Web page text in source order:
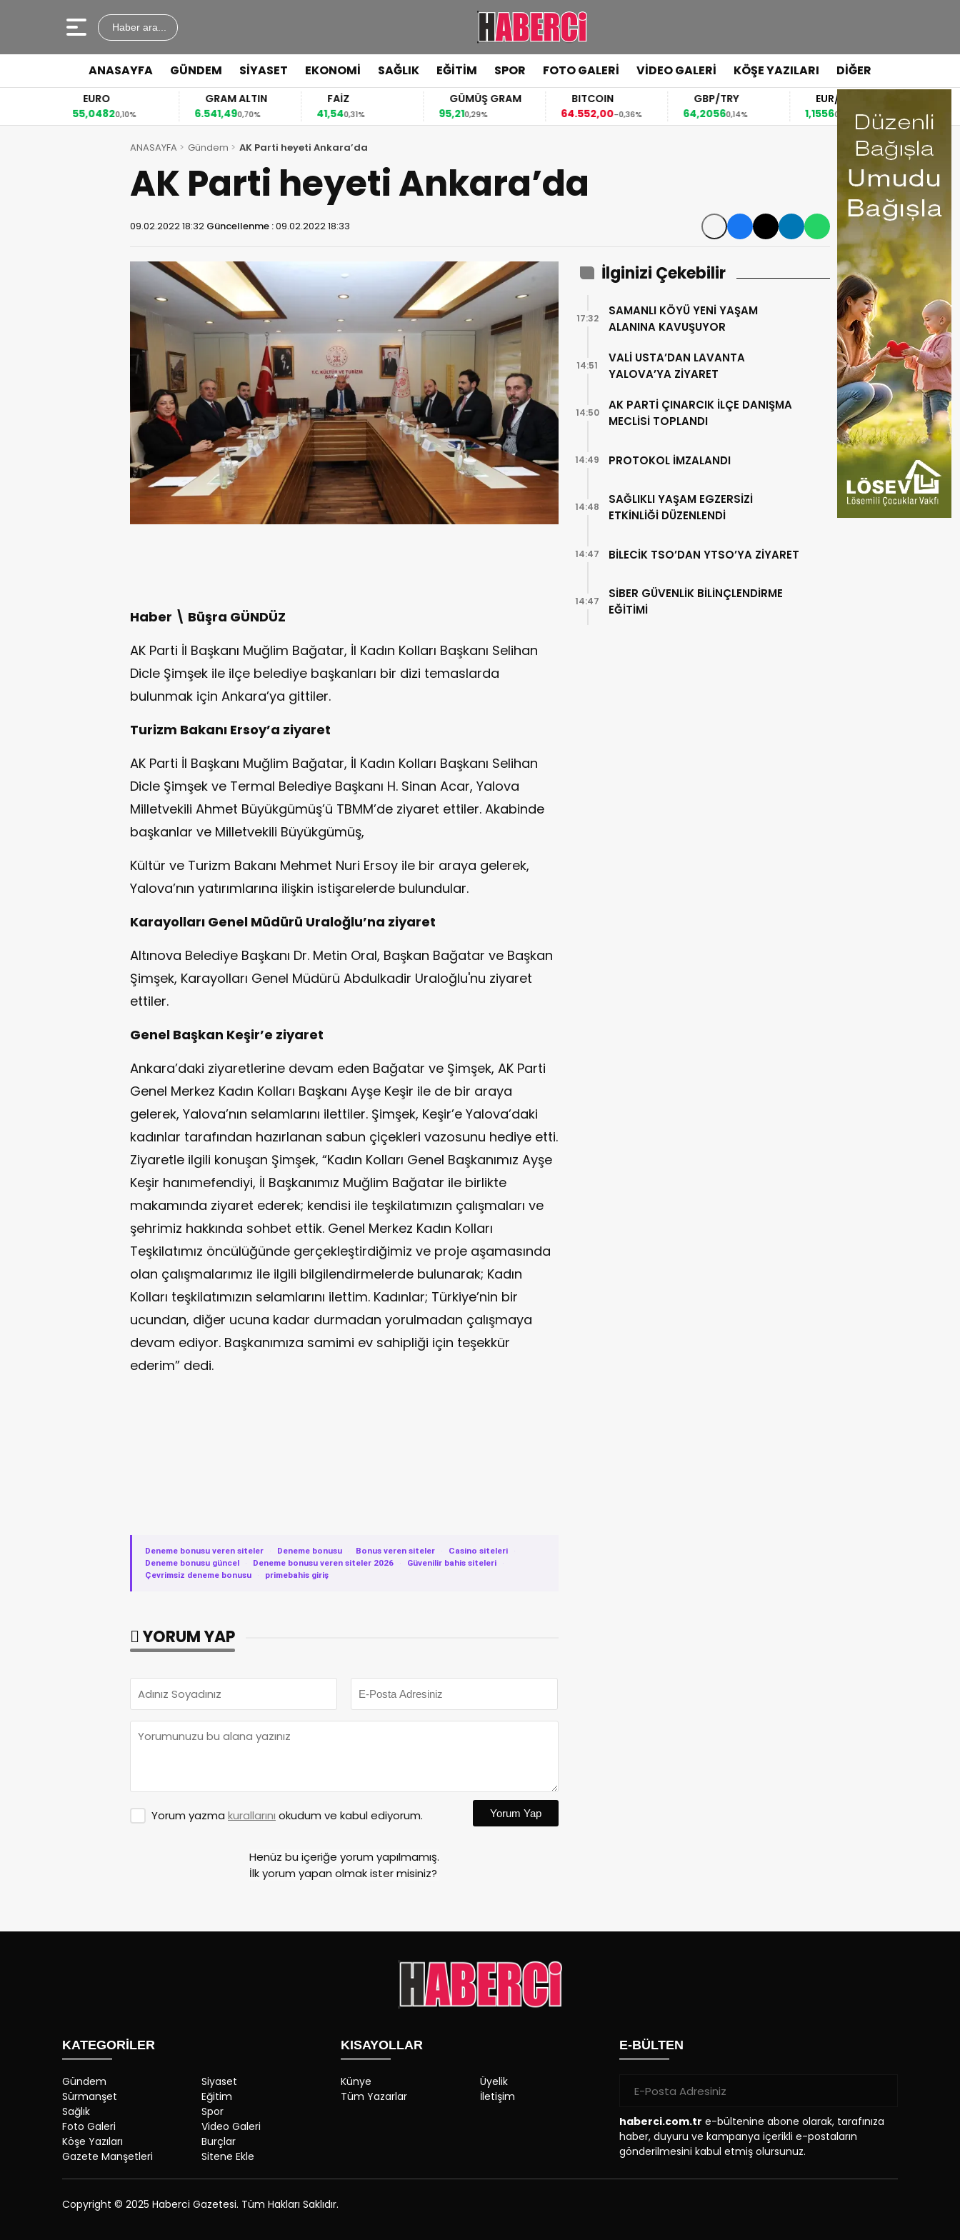
Haber ara...
ANASAYFA GÜNDEM SİYASET EKONOMİ SAĞLIK EĞİTİM SPOR FOTO GALERİ VİDEO GALERİ KÖŞE YAZILARI DİĞER
EURO
55,04820,10%
GRAM ALTIN
6.541,490,70%
FAİZ
41,540,31%
GÜMÜŞ GRAM
95,210,29%
BITCOIN
64.552,00-0,36%
GBP/TRY
64,20560,14%
EUR/USD
1,15560,03%
79,40
ANASAYFA Gündem AK Parti heyeti Ankara’da
AK Parti heyeti Ankara’da
09.02.2022 18:32 Güncellenme :09.02.2022 18:33
Haber \ Büşra GÜNDÜZ
AK Parti İl Başkanı Muğlim Bağatar, İl Kadın Kolları Başkanı Selihan
Dicle Şimşek ile ilçe belediye başkanları bir dizi temaslarda
bulunmak için Ankara’ya gittiler.
Turizm Bakanı Ersoy’a ziyaret
AK Parti İl Başkanı Muğlim Bağatar, İl Kadın Kolları Başkanı Selihan
Dicle Şimşek ve Termal Belediye Başkanı H. Sinan Acar, Yalova
Milletvekili Ahmet Büyükgümüş’ü TBMM’de ziyaret ettiler. Akabinde
başkanlar ve Milletvekili Büyükgümüş,
Kültür ve Turizm Bakanı Mehmet Nuri Ersoy ile bir araya gelerek,
Yalova’nın yatırımlarına ilişkin istişarelerde bulundular.
Karayolları Genel Müdürü Uraloğlu’na ziyaret
Altınova Belediye Başkanı Dr. Metin Oral, Başkan Bağatar ve Başkan
Şimşek, Karayolları Genel Müdürü Abdulkadir Uraloğlu'nu ziyaret
ettiler.
Genel Başkan Keşir’e ziyaret
Ankara’daki ziyaretlerine devam eden Bağatar ve Şimşek, AK Parti
Genel Merkez Kadın Kolları Başkanı Ayşe Keşir ile de bir araya
gelerek, Yalova’nın selamlarını ilettiler. Şimşek, Keşir’e Yalova’daki
kadınlar tarafından hazırlanan sabun çiçekleri vazosunu hediye etti.
Ziyaretle ilgili konuşan Şimşek, “Kadın Kolları Genel Başkanımız Ayşe
Keşir hanımefendiyi, İl Başkanımız Muğlim Bağatar ile birlikte
makamında ziyaret ederek; kendisi ile teşkilatımızın çalışmaları ve
şehrimiz hakkında sohbet ettik. Genel Merkez Kadın Kolları
Teşkilatımız öncülüğünde gerçekleştirdiğimiz ve proje aşamasında
olan çalışmalarımız ile ilgili bilgilendirmelerde bulunarak; Kadın
Kolları teşkilatımızın selamlarını ilettim. Kadınlar; Türkiye’nin bir
ucundan, diğer ucuna kadar durmadan yorulmadan çalışmaya
devam ediyor. Başkanımıza samimi ev sahipliği için teşekkür
ederim” dedi.
Deneme bonusu veren siteler · Deneme bonusu · Bonus veren siteler · Casino siteleri
·
Deneme bonusu güncel
· Deneme bonusu veren siteler 2026 · Güvenilir bahis siteleri
·
Çevrimsiz deneme bonusu
· primebahis giriş
YORUM YAP
Yorum yazma kurallarını okudum ve kabul ediyorum. Yorum Yap
Henüz bu içeriğe yorum yapılmamış.
İlk yorum yapan olmak ister misiniz?
İlginizi Çekebilir
SAMANLI KÖYÜ YENİ YAŞAM
ALANINA KAVUŞUYOR
17:32
VALİ USTA’DAN LAVANTA
YALOVA’YA ZİYARET
14:51
AK PARTİ ÇINARCIK İLÇE DANIŞMA
MECLİSİ TOPLANDI
14:50
PROTOKOL İMZALANDI
14:49
SAĞLIKLI YAŞAM EGZERSİZİ
ETKİNLİĞİ DÜZENLENDİ
14:48
BİLECİK TSO’DAN YTSO’YA ZİYARET
14:47
SİBER GÜVENLİK BİLİNÇLENDİRME
EĞİTİMİ
14:47
KATEGORİLER
Gündem
Siyaset
Sürmanşet
Eğitim
Sağlık
Spor
Foto Galeri
Video Galeri
Köşe Yazıları
Burçlar
Gazete Manşetleri
Sitene Ekle
KISAYOLLAR
Künye
Üyelik
Tüm Yazarlar
İletişim
E-BÜLTEN
haberci.com.tr e-bültenine abone olarak, tarafınıza
haber, duyuru ve kampanya içerikli e-postaların
gönderilmesini kabul etmiş olursunuz.
Copyright © 2025 Haberci Gazetesi. Tüm Hakları Saklıdır.